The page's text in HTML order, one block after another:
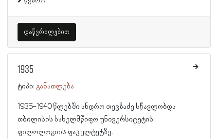
დაწვრილებით
1935
ტიპი: განათლება
1935-1940 წლებში ანდრო თევზაძე სწავლობდა
თბილისის სახელმწიფო უნივერსიტეტის
ფილოლოგიის ფაკულტეტზე.